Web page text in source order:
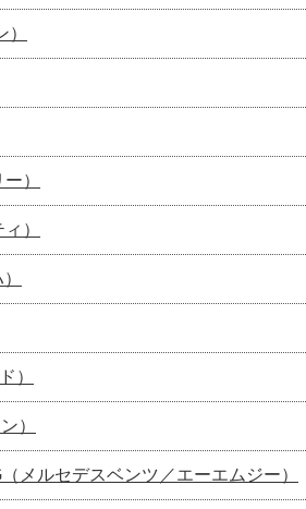
）
）
）
）
メルセデスベンツ／エーエムジー）